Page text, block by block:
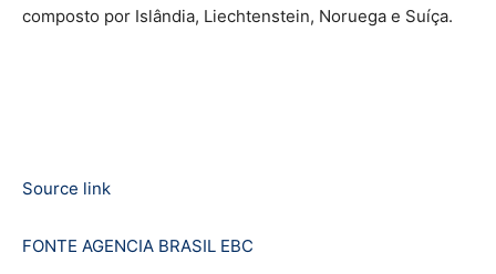
composto por Islândia, Liechtenstein, Noruega e Suíça.
Source link
FONTE AGENCIA BRASIL EBC